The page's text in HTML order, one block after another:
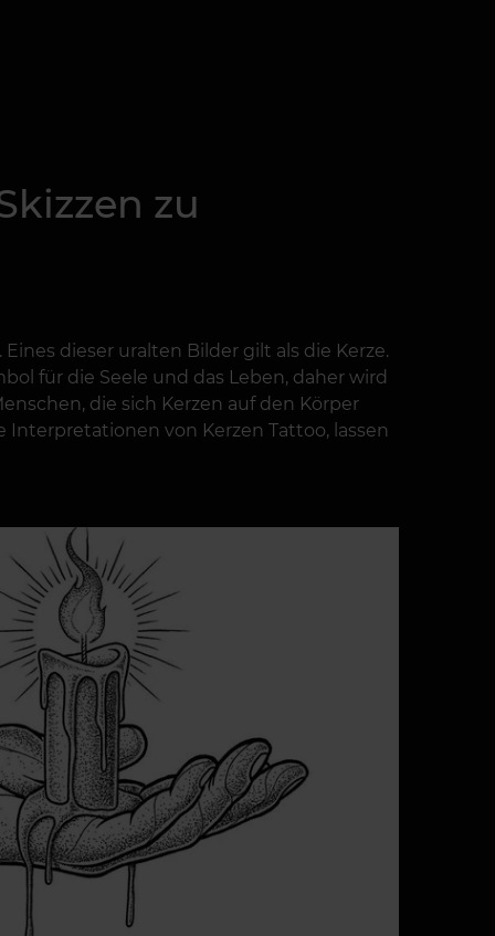
zu
dieser uralten Bilder gilt als die Kerze.
für die Seele und das Leben, daher wird
die sich Kerzen auf den Körper
von Kerzen Tattoo, lassen